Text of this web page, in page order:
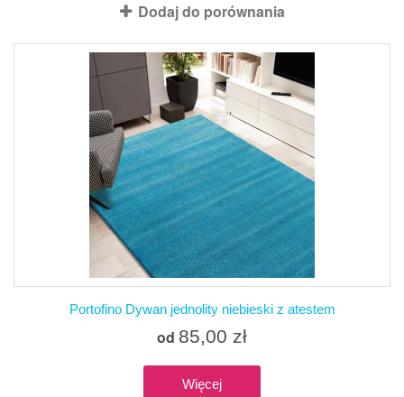
Dodaj do porównania
Portofino Dywan jednolity niebieski z atestem
od 85,00 zł
Więcej